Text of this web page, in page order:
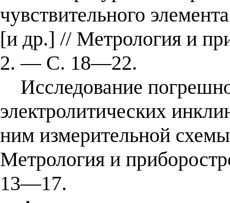
чувствительного
[и др.] // Метрология и
2. — С. 18—22.
Исследование
электролитических
ним измерительной
Метрология и
13—17.